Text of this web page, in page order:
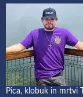
Pica, klobuk in mrtvi